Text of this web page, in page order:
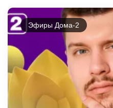
Эфиры Дома-2